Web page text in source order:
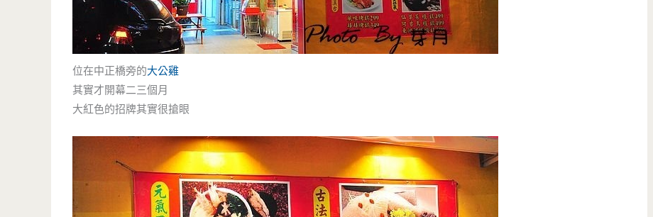
位在中正橋旁的大公雞
其實才開幕二三個月
大紅色的招牌其實很搶眼